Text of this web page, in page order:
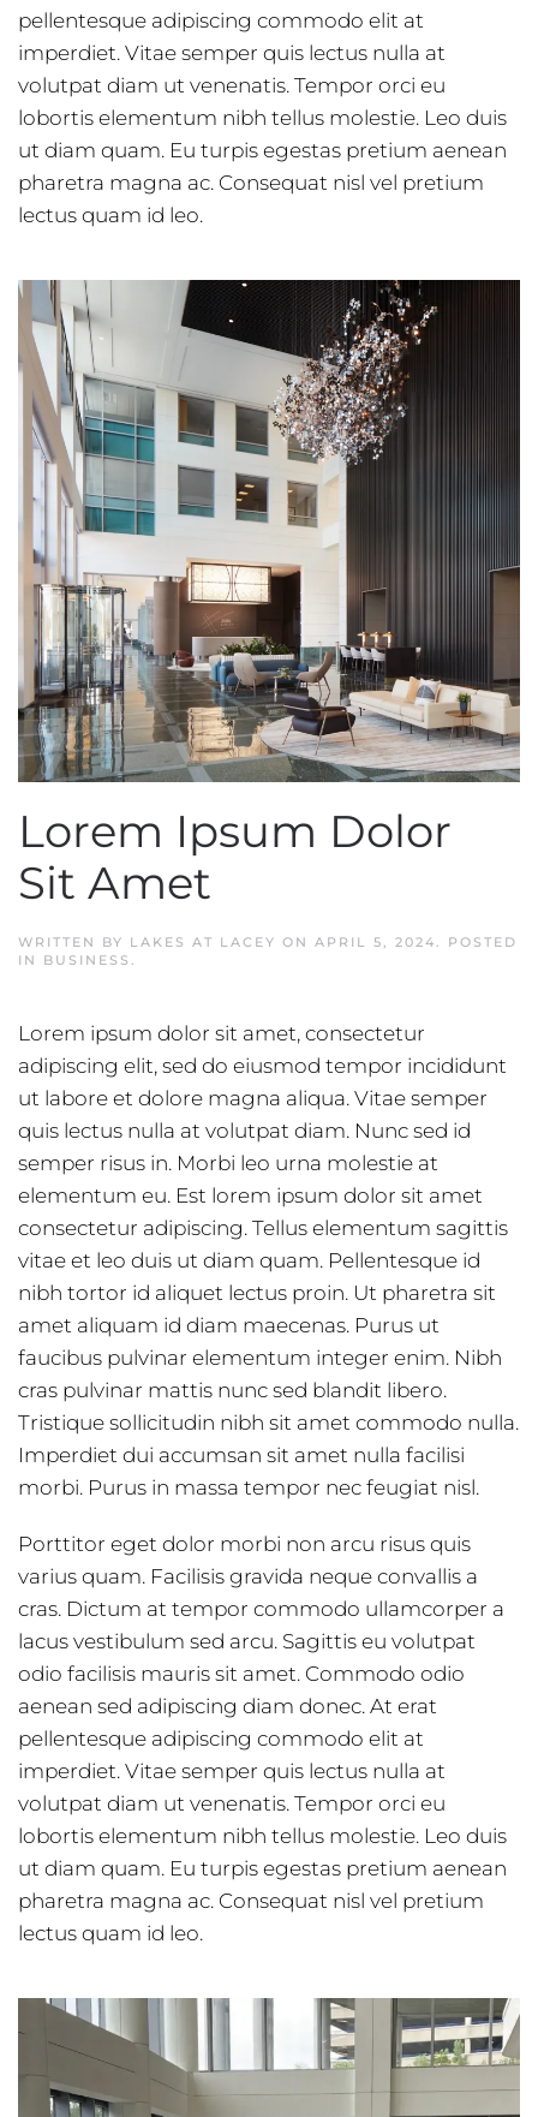
pellentesque adipiscing commodo elit at
imperdiet. Vitae semper quis lectus nulla at
volutpat diam ut venenatis. Tempor orci eu
lobortis elementum nibh tellus molestie. Leo duis
ut diam quam. Eu turpis egestas pretium aenean
pharetra magna ac. Consequat nisl vel pretium
lectus quam id leo.
Lorem Ipsum Dolor
Sit Amet
WRITTEN BY LAKES AT LACEY ON APRIL 5, 2024. POSTED
IN BUSINESS .
Lorem ipsum dolor sit amet, consectetur
adipiscing elit, sed do eiusmod tempor incididunt
ut labore et dolore magna aliqua. Vitae semper
quis lectus nulla at volutpat diam. Nunc sed id
semper risus in. Morbi leo urna molestie at
elementum eu. Est lorem ipsum dolor sit amet
consectetur adipiscing. Tellus elementum sagittis
vitae et leo duis ut diam quam. Pellentesque id
nibh tortor id aliquet lectus proin. Ut pharetra sit
amet aliquam id diam maecenas. Purus ut
faucibus pulvinar elementum integer enim. Nibh
cras pulvinar mattis nunc sed blandit libero.
Tristique sollicitudin nibh sit amet commodo nulla.
Imperdiet dui accumsan sit amet nulla facilisi
morbi. Purus in massa tempor nec feugiat nisl.
Porttitor eget dolor morbi non arcu risus quis
varius quam. Facilisis gravida neque convallis a
cras. Dictum at tempor commodo ullamcorper a
lacus vestibulum sed arcu. Sagittis eu volutpat
odio facilisis mauris sit amet. Commodo odio
aenean sed adipiscing diam donec. At erat
pellentesque adipiscing commodo elit at
imperdiet. Vitae semper quis lectus nulla at
volutpat diam ut venenatis. Tempor orci eu
lobortis elementum nibh tellus molestie. Leo duis
ut diam quam. Eu turpis egestas pretium aenean
pharetra magna ac. Consequat nisl vel pretium
lectus quam id leo.